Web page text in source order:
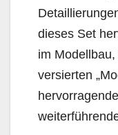
dieses Set
im
versierten